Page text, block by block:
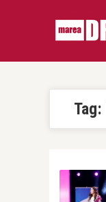
Tag: